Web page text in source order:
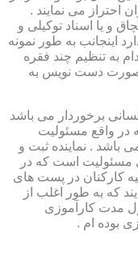
احتراز می نمایند .
و یا اسناد توکیلی و
اینجانب به طور نمونه
به تنظیم چند فقره
صورت دست نویس به
انسانی برخوردار می باشد
در واقع مسئولیت
باشد . نماینده ثبت و
مسئولیت است که در
کارکنان در پست های
که به طور اغلب از
مدت کارآموزی
بوده ام .